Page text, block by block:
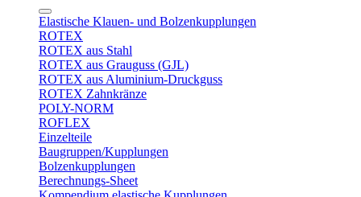
Elastische Klauen- und Bolzenkupplungen
ROTEX
ROTEX aus Stahl
ROTEX aus Grauguss (GJL)
ROTEX aus Aluminium-Druckguss
ROTEX Zahnkränze
POLY-NORM
ROFLEX
Einzelteile
Baugruppen/Kupplungen
Bolzenkupplungen
Berechnungs-Sheet